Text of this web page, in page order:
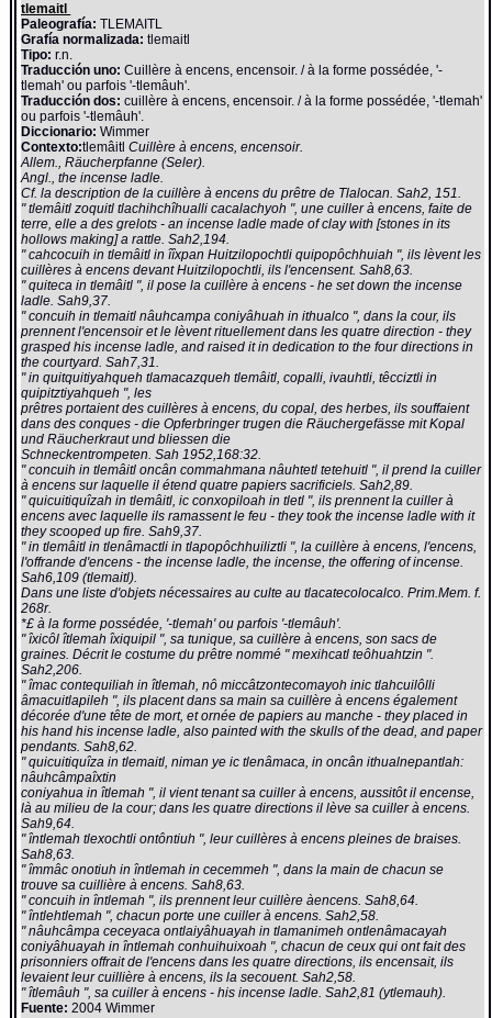
tlemaitl
Paleografía: TLEMAITL
Grafía normalizada: tlemaitl
Tipo: r.n.
Traducción uno: Cuillère à encens, encensoir. / à la forme possédée, '-
tlemah' ou parfois '-tlemâuh'.
Traducción dos: cuillère à encens, encensoir. / à la forme possédée, '-tlemah'
ou parfois '-tlemâuh'.
Diccionario:Wimmer
Contexto:tlemâitlCuillère à encens, encensoir.
Allem., Räucherpfanne (Seler).
Angl., the incense ladle.
Cf. la description de la cuillère à encens du prêtre de Tlalocan. Sah2, 151.
" tlemâitl zoquitl tlachihchîhualli cacalachyoh ", une cuiller à encens, faite de
terre, elle a des grelots - an incense ladle made of clay with [stones in its
hollows making] a rattle. Sah2,194.
" cahcocuih in tlemâitl in îîxpan Huitzilopochtli quipopôchhuiah ", ils lèvent les
cuillères à encens devant Huitzilopochtli, ils l'encensent. Sah8,63.
" quiteca in tlemâitl ", il pose la cuillère à encens - he set down the incense
ladle. Sah9,37.
" concuih in tlemaitl nâuhcampa coniyâhuah in ithualco ", dans la cour, ils
prennent l'encensoir et le lèvent rituellement dans les quatre direction - they
grasped his incense ladle, and raised it in dedication to the four directions in
the courtyard. Sah7,31.
" in quitquitiyahqueh tlamacazqueh tlemâitl, copalli, ivauhtli, têcciztli in
quipitztiyahqueh ", les
prêtres portaient des cuillères à encens, du copal, des herbes, ils souffaient
dans des conques - die Opferbringer trugen die Räuchergefässe mit Kopal
und Räucherkraut und bliessen die
Schneckentrompeten. Sah 1952,168:32.
" concuih in tlemâitl oncân commahmana nâuhtetl tetehuitl ", il prend la cuiller
à encens sur laquelle il étend quatre papiers sacrificiels. Sah2,89.
" quicuitiquîzah in tlemâitl, ic conxopiloah in tletl ", ils prennent la cuiller à
encens avec laquelle ils ramassent le feu - they took the incense ladle with it
they scooped up fire. Sah9,37.
" in tlemâitl in tlenâmactli in tlapopôchhuiliztli ", la cuillère à encens, l'encens,
l'offrande d'encens - the incense ladle, the incense, the offering of incense.
Sah6,109 (tlemaitl).
Dans une liste d'objets nécessaires au culte au tlacatecolocalco. Prim.Mem. f.
268r.
*£ à la forme possédée, '-tlemah' ou parfois '-tlemâuh'.
" îxicôl îtlemah îxiquipil ", sa tunique, sa cuillère à encens, son sacs de
graines. Décrit le costume du prêtre nommé " mexihcatl teôhuahtzin ".
Sah2,206.
" îmac contequiliah in îtlemah, nô miccâtzontecomayoh inic tlahcuilôlli
âmacuitlapileh ", ils placent dans sa main sa cuillère à encens également
décorée d'une tête de mort, et ornée de papiers au manche - they placed in
his hand his incense ladle, also painted with the skulls of the dead, and paper
pendants. Sah8,62.
" quicuitiquîza in tlemaitl, niman ye ic tlenâmaca, in oncân ithualnepantlah:
nâuhcâmpaîxtin
coniyahua in îtlemah ", il vient tenant sa cuiller à encens, aussitôt il encense,
là au milieu de la cour; dans les quatre directions il lève sa cuiller à encens.
Sah9,64.
" întlemah tlexochtli ontôntiuh ", leur cuillères à encens pleines de braises.
Sah8,63.
" îmmâc onotiuh in întlemah in cecemmeh ", dans la main de chacun se
trouve sa cuillière à encens. Sah8,63.
" concuih in întlemah ", ils prennent leur cuillère àencens. Sah8,64.
" întlehtlemah ", chacun porte une cuiller à encens. Sah2,58.
" nâuhcâmpa ceceyaca ontlaiyâhuayah in tlamanimeh ontlenâmacayah
coniyâhuayah in întlemah conhuihuixoah ", chacun de ceux qui ont fait des
prisonniers offrait de l'encens dans les quatre directions, ils encensait, ils
levaient leur cuillière à encens, ils la secouent. Sah2,58.
" îtlemâuh ", sa cuiller à encens - his incense ladle. Sah2,81 (ytlemauh).
Fuente: 2004 Wimmer